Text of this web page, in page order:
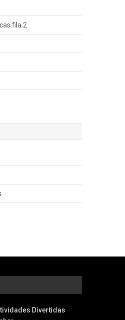
fila 2
Divertidas